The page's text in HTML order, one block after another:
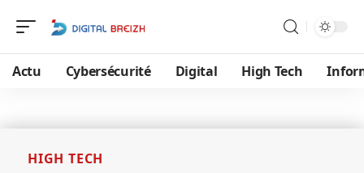
Actu Cybersécurité Digital High Tech
HIGH TECH